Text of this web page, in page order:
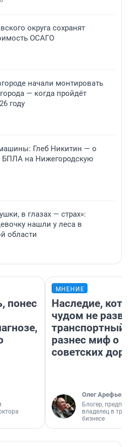
округа сохранят
ОСАГО
начали монтировать
— когда пройдёт
году
Глеб Никитин — о
БПЛА на Нижегородскую
в глазах — страх»:
нашли у леса в
области
понес
МНЕНИЕ
Наследие,
чудом не
транспортный
разнес миф о
советских
Олег Арефьев
Блогер,
владелец в
бизнесе